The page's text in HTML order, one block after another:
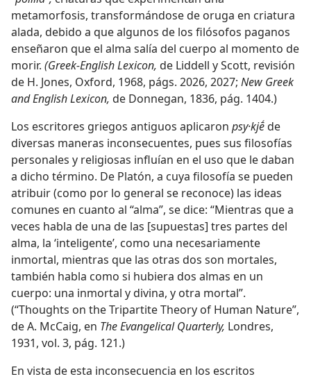
metamorfosis, transformándose de oruga en criatura
alada, debido a que algunos de los filósofos paganos
enseñaron que el alma salía del cuerpo al momento de
morir. (Greek-English Lexicon, de Liddell y Scott, revisión
de H. Jones, Oxford, 1968, págs. 2026, 2027; New Greek
and English Lexicon, de Donnegan, 1836, pág. 1404.)
Los escritores griegos antiguos aplicaron psy·kjḗde
diversas maneras inconsecuentes, pues sus filosofías
personales y religiosas influían en el uso que le daban
a dicho término. De Platón, a cuya filosofía se pueden
atribuir (como por lo general se reconoce) las ideas
comunes en cuanto al “alma”, se dice: “Mientras que a
veces habla de una de las [supuestas] tres partes del
alma, la ‘inteligente’, como una necesariamente
inmortal, mientras que las otras dos son mortales,
también habla como si hubiera dos almas en un
cuerpo: una inmortal y divina, y otra mortal”.
(“Thoughts on the Tripartite Theory of Human Nature”,
de A. McCaig, en The Evangelical Quarterly, Londres,
1931, vol. 3, pág. 121.)
En vista de esta inconsecuencia en los escritos